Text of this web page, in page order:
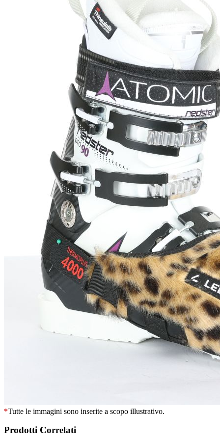
*Tutte le immagini sono inserite a scopo illustrativo.
Prodotti Correlati